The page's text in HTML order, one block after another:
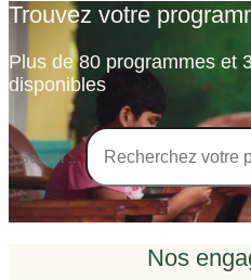
Trouvez votre
Plus de 80 programmes et
disponibles
Search ...
Nos